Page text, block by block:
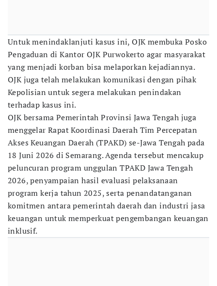
Untuk menindaklanjuti kasus ini, OJK membuka Posko
Pengaduan di Kantor OJK Purwokerto agar masyarakat
yang menjadi korban bisa melaporkan kejadiannya.
OJK juga telah melakukan komunikasi dengan pihak
Kepolisian untuk segera melakukan penindakan
terhadap kasus ini.
OJK bersama Pemerintah Provinsi Jawa Tengah juga
menggelar Rapat Koordinasi Daerah Tim Percepatan
Akses Keuangan Daerah (TPAKD) se-Jawa Tengah pada
18 Juni 2026 di Semarang. Agenda tersebut mencakup
peluncuran program unggulan TPAKD Jawa Tengah
2026, penyampaian hasil evaluasi pelaksanaan
program kerja tahun 2025, serta penandatanganan
komitmen antara pemerintah daerah dan industri jasa
keuangan untuk memperkuat pengembangan keuangan
inklusif.